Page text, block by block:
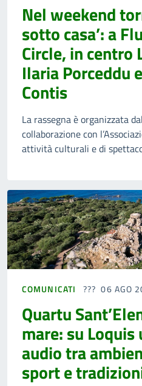
Nel weekend
sotto casa’: a
Circle, in centro
Ilaria Porceddu
Contis
La rassegna è organizzata
collaborazione con
attività culturali e di
COMUNICATI 06 AGO
Quartu
mare: su
audio tra
sport e